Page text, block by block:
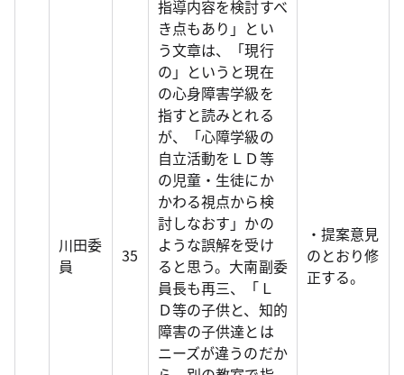
川田委
員
35
指導内容を検討すべ
き点もあり」とい
う文章は、「現行
の」というと現在
の心身障害学級を
指すと読みとれる
が、「心障学級の
自立活動をＬＤ等
の児童・生徒にか
かわる視点から検
討しなおす」かの
ような誤解を受け
ると思う。大南副委
員長も再三、「Ｌ
Ｄ等の子供と、知的
障害の子供達とは
ニーズが違うのだか
・提案意見
のとおり修
正する。